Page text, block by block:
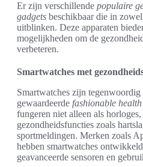
Er zijn verschillende populaire
gadgets beschikbaar die in
uitblinken. Deze apparaten
mogelijkheden om de
verbeteren.
Smartwatches met
Smartwatches zijn tegenwoordig
gewaardeerde fashionable
fungeren niet alleen als
gezondheidsfuncties zoals
sportmeldingen. Merken zoals
hebben smartwatches
geavanceerde sensoren en